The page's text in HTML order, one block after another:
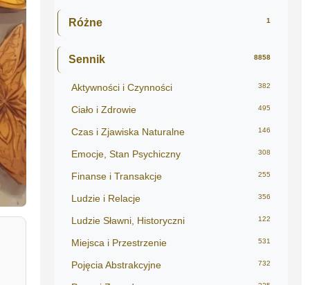
Różne 1
Sennik 8858
Aktywności i Czynności 382
Ciało i Zdrowie 495
Czas i Zjawiska Naturalne 146
Emocje, Stan Psychiczny 308
Finanse i Transakcje 255
Ludzie i Relacje 356
Ludzie Sławni, Historyczni 122
Miejsca i Przestrzenie 531
Pojęcia Abstrakcyjne 732